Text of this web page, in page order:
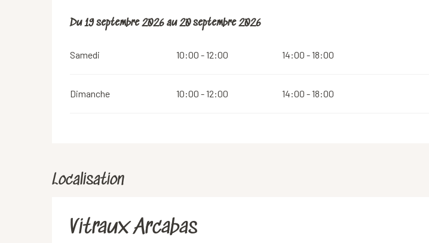
Du19 septembre 2026au20 septembre 2026
Du19 septembre 2026au20 septembre 2026
Samedi 10:00 - 12:00 14:00 - 18:00
Dimanche 10:00 - 12:00 14:00 - 18:00
Localisation
Vitraux Arcabas